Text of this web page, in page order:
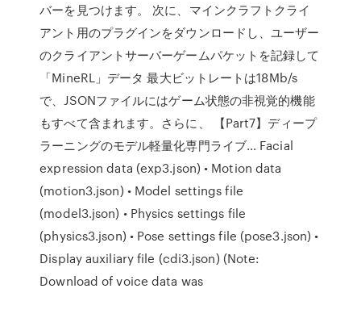
バーを見つけます。 次に、マインクラフトクライ
アント用のプラグインをダウンロードし、ユーザー
のクライアントサーバーゲームパケットを記録して
「MineRL」データ 最大ビットレートは18Mb/s
で、JSONファイルにはゲーム状態の非視覚的機能
もすべて含まれます。さらに、 【Part7】ディープ
ラーニングのモデル軽量化専門ライブ… Facial
expression data (exp3.json) • Motion data
(motion3.json) • Model settings file
(model3.json) • Physics settings file
(physics3.json) • Pose settings file (pose3.json) •
Display auxiliary file (cdi3.json) (Note:
Download of voice data was